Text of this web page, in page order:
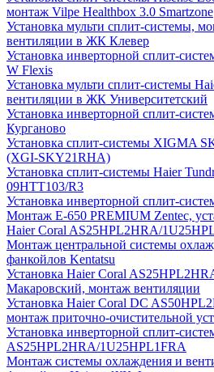
монтаж Vilpe Healthbox 3.0 Smartzone
Установка мульти сплит-системы,
вентиляции в ЖК Клевер
Установка инверторной сплит-
W Flexis
Установка мульти сплит-системы
вентиляции в ЖК Университетский
Установка инверторной сплит-
Курганово
Установка сплит-системы XIGMA
(XGI-SKY21RHA)
Установка сплит-системы Haier
09HTT103/R3
Установка инверторной сплит-
Монтаж E-650 PREMIUM Zentec,
Haier Coral AS25HPL2HRA/
Монтаж центральной системы
фанкойлов Kentatsu
Установка Haier Coral
Макаровский, монтаж вентиляции
Установка Haier Coral DC
монтаж приточно-очистительной
Установка инверторной сплит-
AS25HPL2HRA/1U25HPL1FRA
Монтаж системы охлаждения и